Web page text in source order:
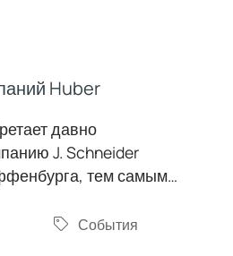
Huber
давно
J. Schneider
тем самым
Вновь
События